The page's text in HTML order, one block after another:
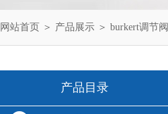
网站首页 ＞ 产品展示 ＞ burkert调节阀
产品目录